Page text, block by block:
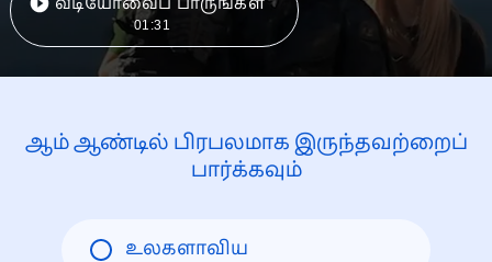
01:31
ஆம் ஆண்டில் பிரபலமாக இருந்தவற்றைப்
பார்க்கவும்
உலகளாவிய